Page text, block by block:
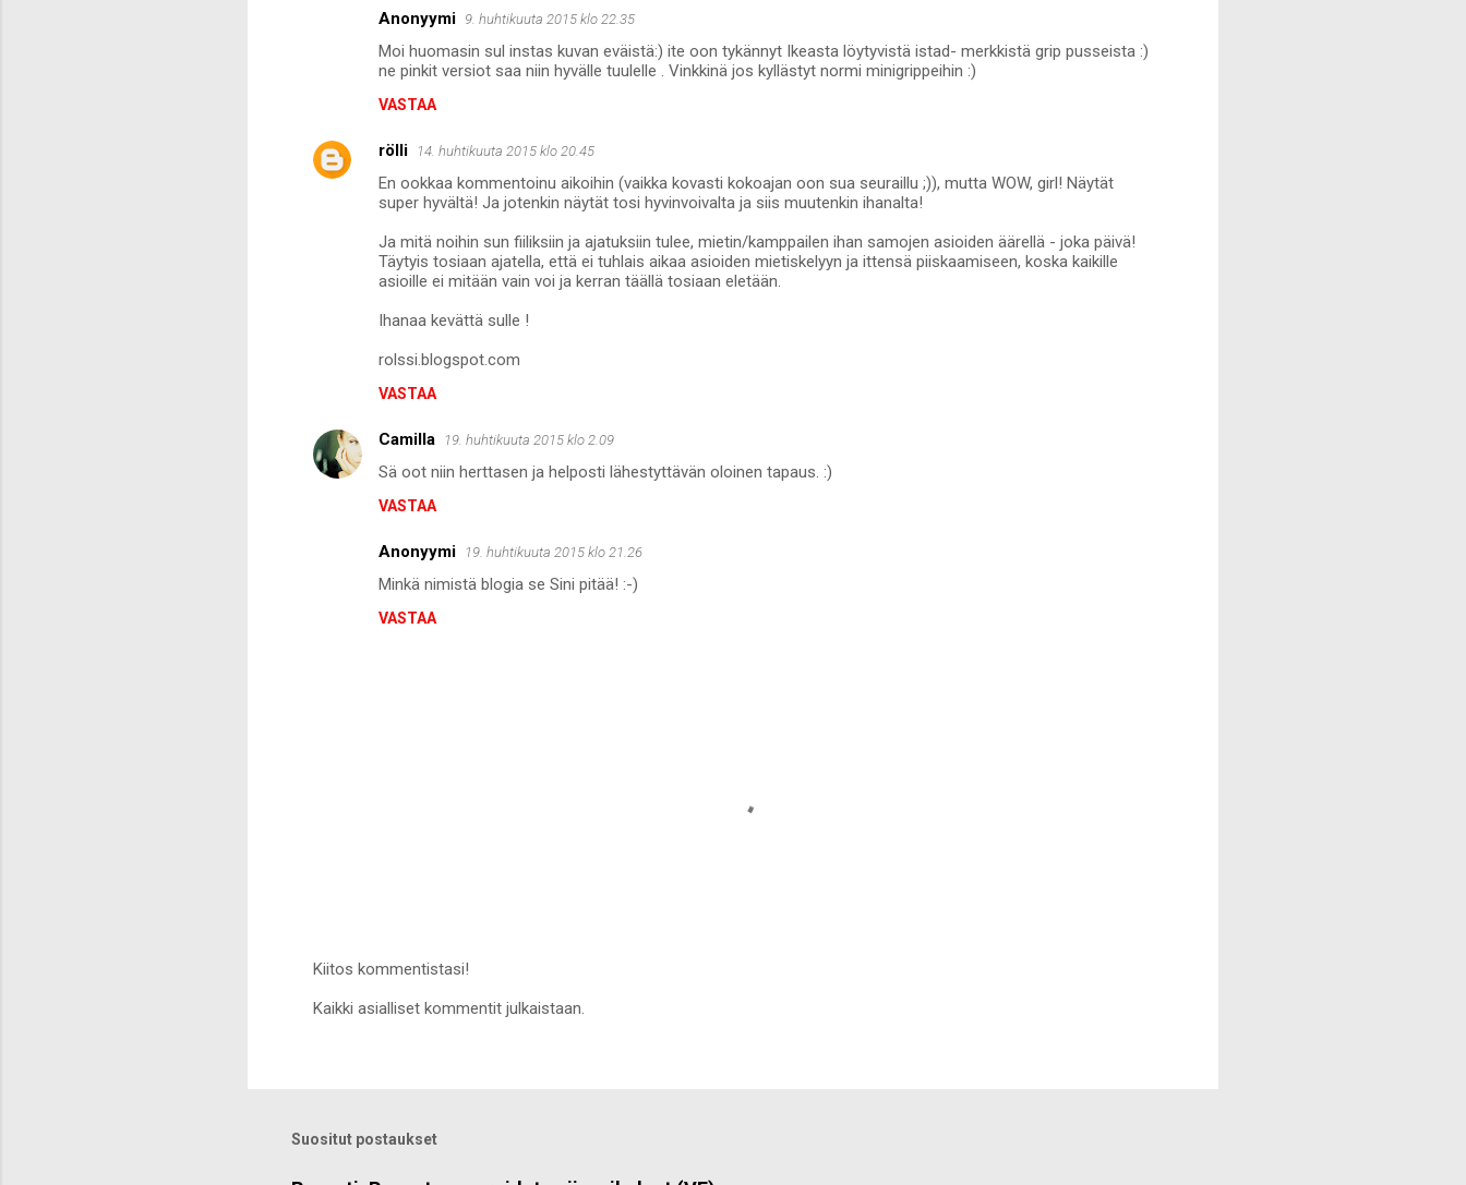
Anonyymi 9. huhtikuuta 2015 klo 22.35
Moi huomasin sul instas kuvan eväistä:) ite oon tykännyt Ikeasta löytyvistä istad- merkkistä grip pusseista :)
ne pinkit versiot saa niin hyvälle tuulelle . Vinkkinä jos kyllästyt normi minigrippeihin :)
VASTAA
rölli 14. huhtikuuta 2015 klo 20.45
En ookkaa kommentoinu aikoihin (vaikka kovasti kokoajan oon sua seuraillu ;)), mutta WOW, girl! Näytät
super hyvältä! Ja jotenkin näytät tosi hyvinvoivalta ja siis muutenkin ihanalta!
Ja mitä noihin sun fiiliksiin ja ajatuksiin tulee, mietin/kamppailen ihan samojen asioiden äärellä - joka päivä!
Täytyis tosiaan ajatella, että ei tuhlais aikaa asioiden mietiskelyyn ja ittensä piiskaamiseen, koska kaikille
asioille ei mitään vain voi ja kerran täällä tosiaan eletään.
Ihanaa kevättä sulle !
rolssi.blogspot.com
VASTAA
Camilla 19. huhtikuuta 2015 klo 2.09
Sä oot niin herttasen ja helposti lähestyttävän oloinen tapaus. :)
VASTAA
Anonyymi 19. huhtikuuta 2015 klo 21.26
Minkä nimistä blogia se Sini pitää! :-)
VASTAA
ä
m
Kiitos kommentistasi!
Kaikki asialliset kommentit julkaistaan.
Suositut postaukset